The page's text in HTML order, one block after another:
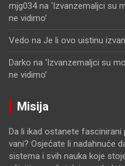
mjg034na ‘Izvanzemaljci su
ne vidimo’
Vedo na Je li ovo uistinu
Darko na ‘Izvanzemaljci su
ne vidimo’
Misija
Da li ikad ostanete
vani? Osjećate li nadahnuće
sistema i svih nauka koje